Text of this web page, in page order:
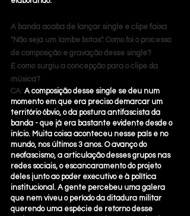
A banda acaba de lançar single e clipe faixa
"Não seja um lambe botas''. Como foi o processo
de composição e gravação desse single?
E como surgiu a concepção para o clipe da
música?
CA: A composição desse single se deu num
momento em que era preciso demarcar um
território óbvio, o da postura antifascista da
banda - que já era bastante evidente desde o
início. Muita coisa aconteceu nesse país e no
mundo, nos últimos 3 anos. O avanço do
neofascismo, a articulação desses grupos nas
redes sociais, o escancaramento do projeto
deles junto ao poder executivo e à política
institucional. A gente percebeu uma galera
que nem viveu o período da ditadura militar
querendo uma espécie de retorno desse